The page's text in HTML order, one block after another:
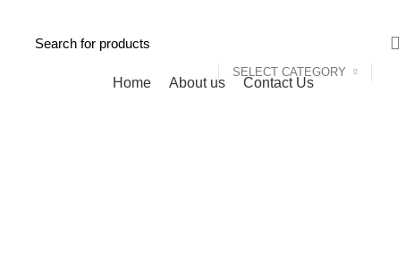
SELECT CATEGORY
Home About us Contact Us